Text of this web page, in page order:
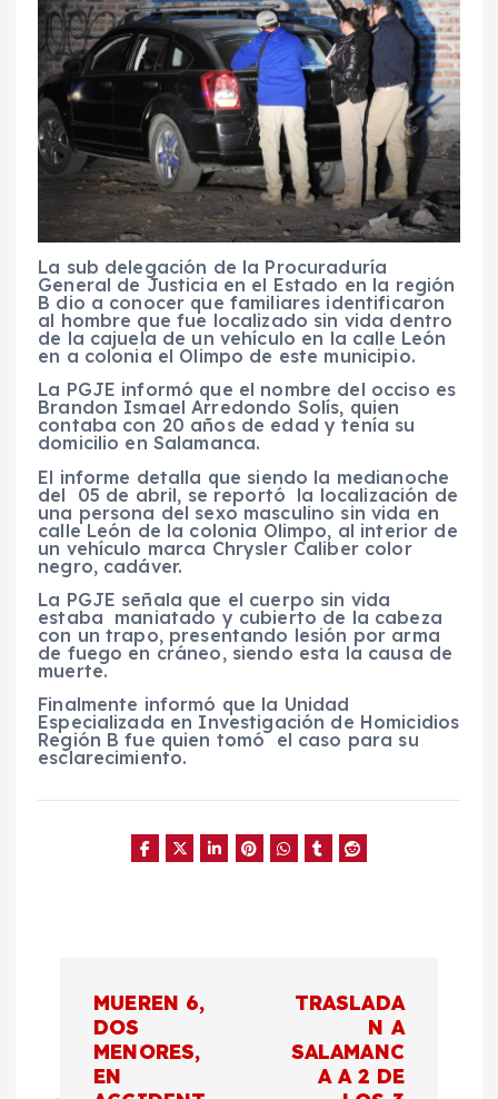
La sub delegación de la Procuraduría
General de Justicia en el Estado en la región
B dio a conocer que familiares identificaron
al hombre que fue localizado sin vida dentro
de la cajuela de un vehículo en la calle León
en a colonia el Olimpo de este municipio.
La PGJE informó que el nombre del occiso es
Brandon Ismael Arredondo Solís, quien
contaba con 20 años de edad y tenía su
domicilio en Salamanca.
El informe detalla que siendo la medianoche
del 05 de abril, se reportó la localización de
una persona del sexo masculino sin vida en
calle León de la colonia Olimpo, al interior de
un vehículo marca Chrysler Caliber color
negro, cadáver.
La PGJE señala que el cuerpo sin vida
estaba maniatado y cubierto de la cabeza
con un trapo, presentando lesión por arma
de fuego en cráneo, siendo esta la causa de
muerte.
Finalmente informó que la Unidad
Especializada en Investigación de Homicidios
Región B fue quien tomó el caso para su
esclarecimiento.
MUEREN 6,
DOS
MENORES,
EN
TRASLADA
N A
SALAMANC
A A 2 DE